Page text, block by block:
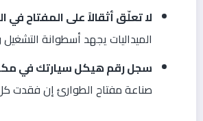
لا تعلّق أثقالاً على المفتاح
الميداليات يجهد أسطوانة التشغيل
سجل رقم هيكل سيارتك في
صناعة مفتاح الطوارئ إن فقدت